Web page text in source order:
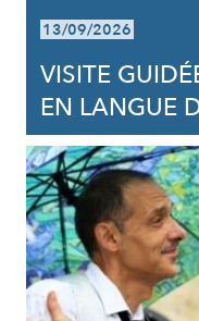
13/09/2026
VISITE
EN LANGUE